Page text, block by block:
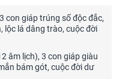
con giáp trúng số độc đắc,
lộc lá dâng trào, cuộc đời
âm lịch), 3 con giáp giàu
bám gót, cuộc đời dư